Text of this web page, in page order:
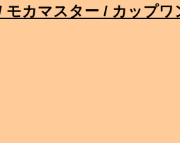
カマスター / カップワ